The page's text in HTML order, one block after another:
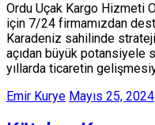
Ordu Uçak Kargo Hizmeti
için 7/24 firmamızdan
Karadeniz sahilinde
açıdan büyük potansiyele
yıllarda ticaretin
Emir Kurye Mayıs 25, 2024